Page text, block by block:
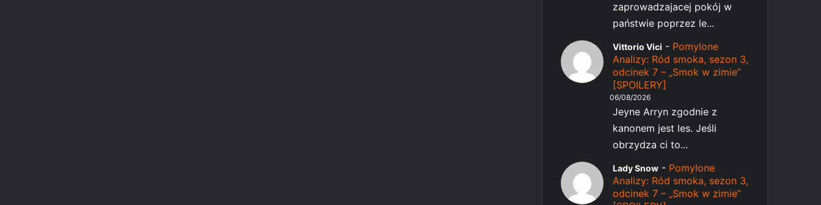
zaprowadzajacej pokój w
państwie poprzez le...
Vittorio Vici - Pomylone
Analizy: Ród smoka, sezon 3,
odcinek 7 – „Smok w zimie”
[SPOILERY]
06/08/2026
Jeyne Arryn zgodnie z
kanonem jest les. Jeśli
obrzydza ci to...
Lady Snow - Pomylone
Analizy: Ród smoka, sezon 3,
odcinek 7 – „Smok w zimie”